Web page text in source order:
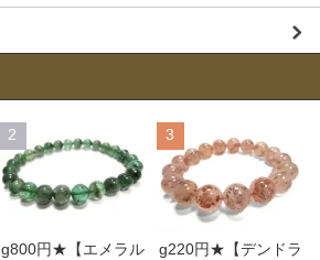
2
g800円★【エメラル
3
g220円★【デンドラ